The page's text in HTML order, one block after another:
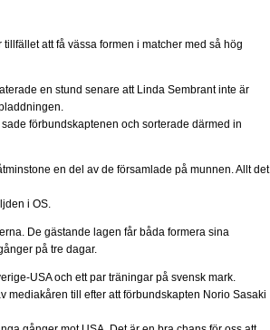
att få vässa formen i matcher med så hög
en stund senare att Linda Sembrant inte är
förbundskaptenen och sorterade därmed in
en del av de församlade på munnen. Allt det
i OS.
De gästande lagen får båda formera sina
på tre dagar.
USA och ett par träningar på svensk mark.
mediakåren till efter att förbundskapten Norio Sasaki